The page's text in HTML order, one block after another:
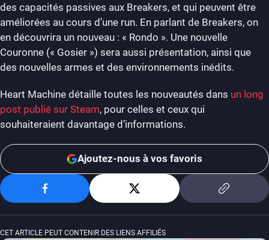
des capacités passives aux Breakers, et qui peuvent être
améliorées au cours d’une run. En parlant de Breakers, on
en découvrira un nouveau : « Rondo ». Une nouvelle
Couronne (« Gosier ») sera aussi présentation, ainsi que
des nouvelles armes et des environnements inédits.
Heart Machine détaille toutes les nouveautés dans un long
post publié sur Steam, pour celles et ceux qui
souhaiteraient davantage d’informations.
Ajoutez-nous à vos favoris
CET ARTICLE PEUT CONTENIR DES LIENS AFFILIÉS